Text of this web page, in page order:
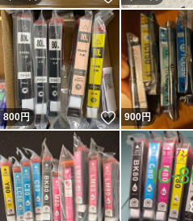
800円 いいね！
900円